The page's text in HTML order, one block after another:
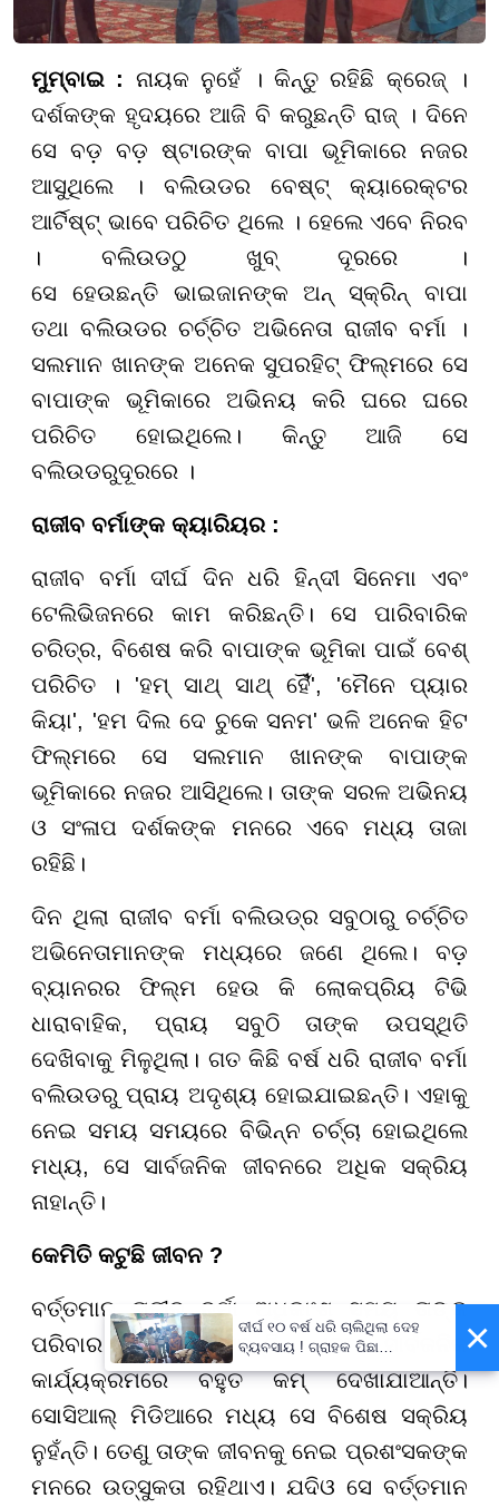
ମୁମ୍ବାଇ : ନାୟକ ନୁହେଁ । କିନ୍ତୁ ରହିଛି କ୍ରେଜ୍ ।
ଦର୍ଶକଙ୍କ ହୃଦୟରେ ଆଜି ବି କରୁଛନ୍ତି ରାଜ୍ । ଦିନେ
ସେ ବଡ଼ ବଡ଼ ଷ୍ଟାରଙ୍କ ବାପା ଭୂମିକାରେ ନଜର
ଆସୁଥିଲେ । ବଲିଉଡର ବେଷ୍ଟ୍ କ୍ୟାରେକ୍ଟର
ଆର୍ଟିଷ୍ଟ୍ ଭାବେ ପରିଚିତ ଥିଲେ । ହେଲେ ଏବେ ନିରବ
। ବଲିଉଡଠୁ ଖୁବ୍ ଦୂରରେ ।
ସେ ହେଉଛନ୍ତି ଭାଇଜାନଙ୍କ ଅନ୍ ସ୍କ୍ରିନ୍ ବାପା
ତଥା ବଲିଉଡର ଚର୍ଚ୍ଚିତ ଅଭିନେତା ରାଜୀବ ବର୍ମା ।
ସଲମାନ ଖାନଙ୍କ ଅନେକ ସୁପରହିଟ୍ ଫିଲ୍ମରେ ସେ
ବାପାଙ୍କ ଭୂମିକାରେ ଅଭିନୟ କରି ଘରେ ଘରେ
ପରିଚିତ ହୋଇଥିଲେ। କିନ୍ତୁ ଆଜି ସେ
ବଲିଉଡରୁଦୂରରେ ।
ରାଜୀବ ବର୍ମାଙ୍କ କ୍ୟାରିୟର :
ରାଜୀବ ବର୍ମା ଦୀର୍ଘ ଦିନ ଧରି ହିନ୍ଦୀ ସିନେମା ଏବଂ
ଟେଲିଭିଜନରେ କାମ କରିଛନ୍ତି। ସେ ପାରିବାରିକ
ଚରିତ୍ର, ବିଶେଷ କରି ବାପାଙ୍କ ଭୂମିକା ପାଇଁ ବେଶ୍
ପରିଚିତ । 'ହମ୍ ସାଥ୍ ସାଥ୍ ହୈଁ', 'ମୈନେ ପ୍ୟାର
କିୟା', 'ହମ ଦିଲ ଦେ ଚୁକେ ସନମ' ଭଳି ଅନେକ ହିଟ
ଫିଲ୍ମରେ ସେ ସଲମାନ ଖାନଙ୍କ ବାପାଙ୍କ
ଭୂମିକାରେ ନଜର ଆସିଥିଲେ। ତାଙ୍କ ସରଳ ଅଭିନୟ
ଓ ସଂଳାପ ଦର୍ଶକଙ୍କ ମନରେ ଏବେ ମଧ୍ୟ ତାଜା
ରହିଛି।
ଦିନ ଥିଲା ରାଜୀବ ବର୍ମା ବଲିଉଡ୍ର ସବୁଠାରୁ ଚର୍ଚ୍ଚିତ
ଅଭିନେତାମାନଙ୍କ ମଧ୍ୟରେ ଜଣେ ଥିଲେ। ବଡ଼
ବ୍ୟାନରର ଫିଲ୍ମ ହେଉ କି ଲୋକପ୍ରିୟ ଟିଭି
ଧାରାବାହିକ, ପ୍ରାୟ ସବୁଠି ତାଙ୍କ ଉପସ୍ଥିତି
ଦେଖିବାକୁ ମିଳୁଥିଲା। ଗତ କିଛି ବର୍ଷ ଧରି ରାଜୀବ ବର୍ମା
ବଲିଉଡରୁପ୍ରାୟ ଅଦୃଶ୍ୟ ହୋଇଯାଇଛନ୍ତି। ଏହାକୁ
ନେଇ ସମୟ ସମୟରେ ବିଭିନ୍ନ ଚର୍ଚ୍ଚା ହୋଇଥିଲେ
ମଧ୍ୟ, ସେ ସାର୍ବଜନିକ ଜୀବନରେ ଅଧିକ ସକ୍ରିୟ
ନାହାନ୍ତି।
କେମିତି କଟୁଛି ଜୀବନ ?
ବର୍ତ୍ତମାନ ରାଜୀବ ବର୍ମା ଅଧିକାଂଶ ସମୟ ତାଙ୍କ
ପରିବାର ସହ କାଟୁଛନ୍ତି ଏବଂ ସାର୍ବଜନିକ
କାର୍ଯ୍ୟକ୍ରମରେ ବହୁତ କମ୍ ଦେଖାଯାଆନ୍ତି।
ସୋସିଆଲ୍ ମିଡିଆରେ ମଧ୍ୟ ସେ ବିଶେଷ ସକ୍ରିୟ
ନୁହଁନ୍ତି। ତେଣୁ ତାଙ୍କ ଜୀବନକୁ ନେଇ ପ୍ରଶଂସକଙ୍କ
ମନରେ ଉତ୍ସୁକତା ରହିଥାଏ। ଯଦିଓ ସେ ବର୍ତ୍ତମାନ
×
ଦୀର୍ଘ ୧୦ ବର୍ଷ ଧରି ଚାଲିଥିଲା ଦେହ
ବ୍ୟବସାୟ ! ଗ୍ରାହକ ପିଛା
ନିଆଯାଉଥିଲା ଅତିରିକ୍ତ ୫୦୦
ଟଙ୍କା !